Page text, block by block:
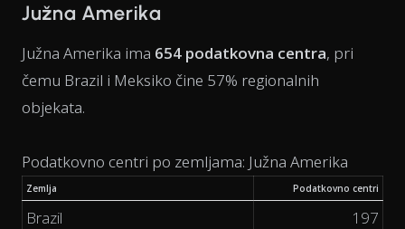
Južna Amerika
Južna Amerika ima 654 podatkovna centra, pri
čemu Brazil i Meksiko čine 57% regionalnih
objekata.
Podatkovno centri po zemljama: Južna Amerika
Zemlja Podatkovno centri
Brazil
197